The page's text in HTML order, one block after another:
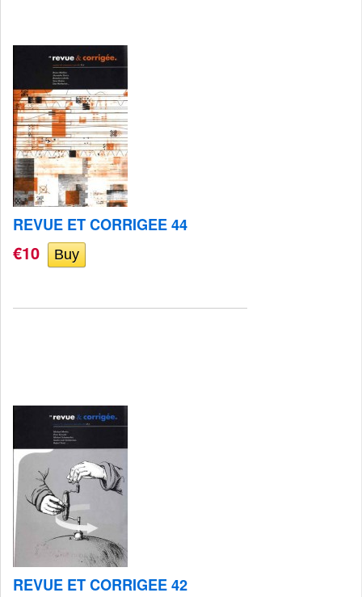
REVUE ET CORRIGEE 44
€10
REVUE ET CORRIGEE 42